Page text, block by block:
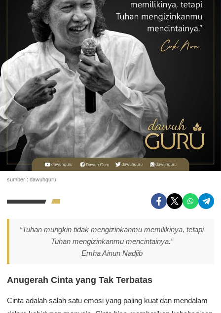
sumber : dawuhguru
“Tuhan mungkin tidak mengizinkanmu memilikinya, tetapi
Tuhan mengizinkanmu mencintainya.”
Emha Ainun Nadjib
Anugerah Cinta yang Tak Terbatas
Cinta adalah salah satu emosi yang paling kuat dan mendalam